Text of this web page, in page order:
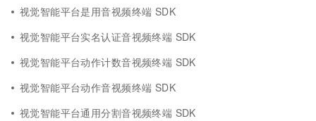
视觉智能平台是用音视频终端 SDK
视觉智能平台实名认证音视频终端 SDK
视觉智能平台动作计数音视频终端 SDK
视觉智能平台动作音视频终端 SDK
视觉智能平台通用分割音视频终端 SDK